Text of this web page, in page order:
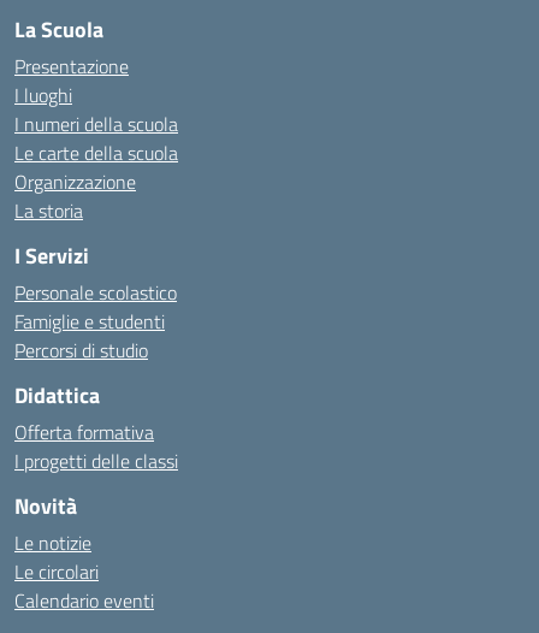
La Scuola
Presentazione
I luoghi
I numeri della scuola
Le carte della scuola
Organizzazione
La storia
I Servizi
Personale scolastico
Famiglie e studenti
Percorsi di studio
Didattica
Offerta formativa
I progetti delle classi
Novità
Le notizie
Le circolari
Calendario eventi